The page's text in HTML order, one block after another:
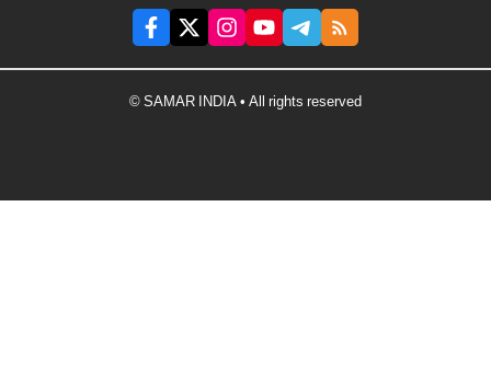
© SAMAR INDIA • All rights reserved